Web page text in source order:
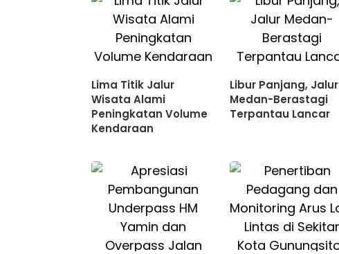
Lima Titik Jalur
Wisata Alami
Peningkatan Volume
Kendaraan
Libur Panjang, Jalur
Medan-Berastagi
Terpantau Lancar